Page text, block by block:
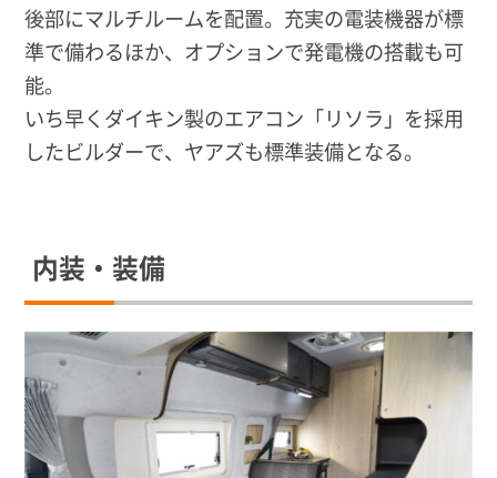
後部にマルチルームを配置。充実の電装機器が標
準で備わるほか、オプションで発電機の搭載も可
能。
いち早くダイキン製のエアコン「リソラ」を採用
したビルダーで、ヤアズも標準装備となる。
内装・装備